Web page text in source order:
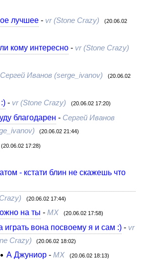
лучшее - vr (Stone Crazy) (20.06.02
кому интересно- vr (Stone Crazy)
Сергей Иванов (serge_ivanov) (20.06.02
- vr (Stone Crazy) (20.06.02 17:20)
благодарен - Сергей Иванов
(20.06.02 21:44)
(20.06.02 17:28)
- кстати блин не скажешь что
(20.06.02 17:44)
на ты -МХ (20.06.02 17:58)
играть вона посвоему я и сам :)- vr
Crazy)
(20.06.02 18:02)
А Джуниор -МХ (20.06.02 18:13)